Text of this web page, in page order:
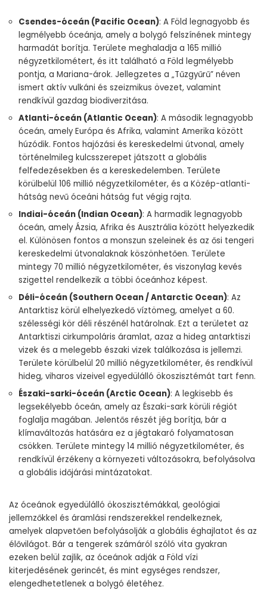
Csendes-óceán (Pacific Ocean): A Föld legnagyobb és
legmélyebb óceánja, amely a bolygó felszínének mintegy
harmadát borítja. Területe meghaladja a 165 millió
négyzetkilométert, és itt található a Föld legmélyebb
pontja, a Mariana-árok. Jellegzetes a „Tűzgyűrű” néven
ismert aktív vulkáni és szeizmikus övezet, valamint
rendkívül gazdag biodiverzitása.
Atlanti-óceán (Atlantic Ocean): A második legnagyobb
óceán, amely Európa és Afrika, valamint Amerika között
húzódik. Fontos hajózási és kereskedelmi útvonal, amely
történelmileg kulcsszerepet játszott a globális
felfedezésekben és a kereskedelemben. Területe
körülbelül 106 millió négyzetkilométer, és a Közép-atlanti-
hátság nevű óceáni hátság fut végig rajta.
Indiai-óceán (Indian Ocean): A harmadik legnagyobb
óceán, amely Ázsia, Afrika és Ausztrália között helyezkedik
el. Különösen fontos a monszun szeleinek és az ősi tengeri
kereskedelmi útvonalaknak köszönhetően. Területe
mintegy 70 millió négyzetkilométer, és viszonylag kevés
szigettel rendelkezik a többi óceánhoz képest.
Déli-óceán (Southern Ocean / Antarctic Ocean): Az
Antarktisz körül elhelyezkedő víztömeg, amelyet a 60.
szélességi kör déli részénél határolnak. Ezt a területet az
Antarktiszi cirkumpoláris áramlat, azaz a hideg antarktiszi
vizek és a melegebb északi vizek találkozása is jellemzi.
Területe körülbelül 20 millió négyzetkilométer, és rendkívül
hideg, viharos vizeivel egyedülálló ökoszisztémát tart fenn.
Északi-sarki-óceán (Arctic Ocean): A legkisebb és
legsekélyebb óceán, amely az Északi-sark körüli régiót
foglalja magában. Jelentős részét jég borítja, bár a
klímaváltozás hatására ez a jégtakaró folyamatosan
csökken. Területe mintegy 14 millió négyzetkilométer, és
rendkívül érzékeny a környezeti változásokra, befolyásolva
a globális időjárási mintázatokat.
Az óceánok egyedülálló ökoszisztémákkal, geológiai
jellemzőkkel és áramlási rendszerekkel rendelkeznek,
amelyek alapvetően befolyásolják a globális éghajlatot és az
élővilágot. Bár a tengerek számáról szóló vita gyakran
ezeken belül zajlik, az óceánok adják a Föld vízi
kiterjedésének gerincét, és mint egységes rendszer,
elengedhetetlenek a bolygó életéhez.